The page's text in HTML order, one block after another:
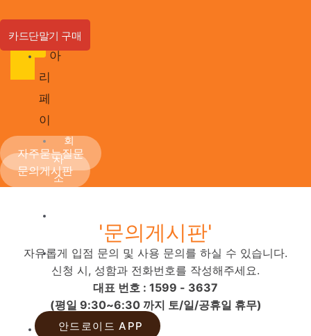
텐
카드단말기 구매
아
리
페
이
회
사
소
파
트
사
앱
자주묻는질문
문의게시판
'문의게시판'
자유롭게 입점 문의 및 사용 문의를 하실 수 있습니다.
신청 시, 성함과 전화번호를 작성해주세요.
대표 번호 : 1599 - 3637
(평일 9:30~6:30 까지 토/일/공휴일 휴무)
안드로이드 APP